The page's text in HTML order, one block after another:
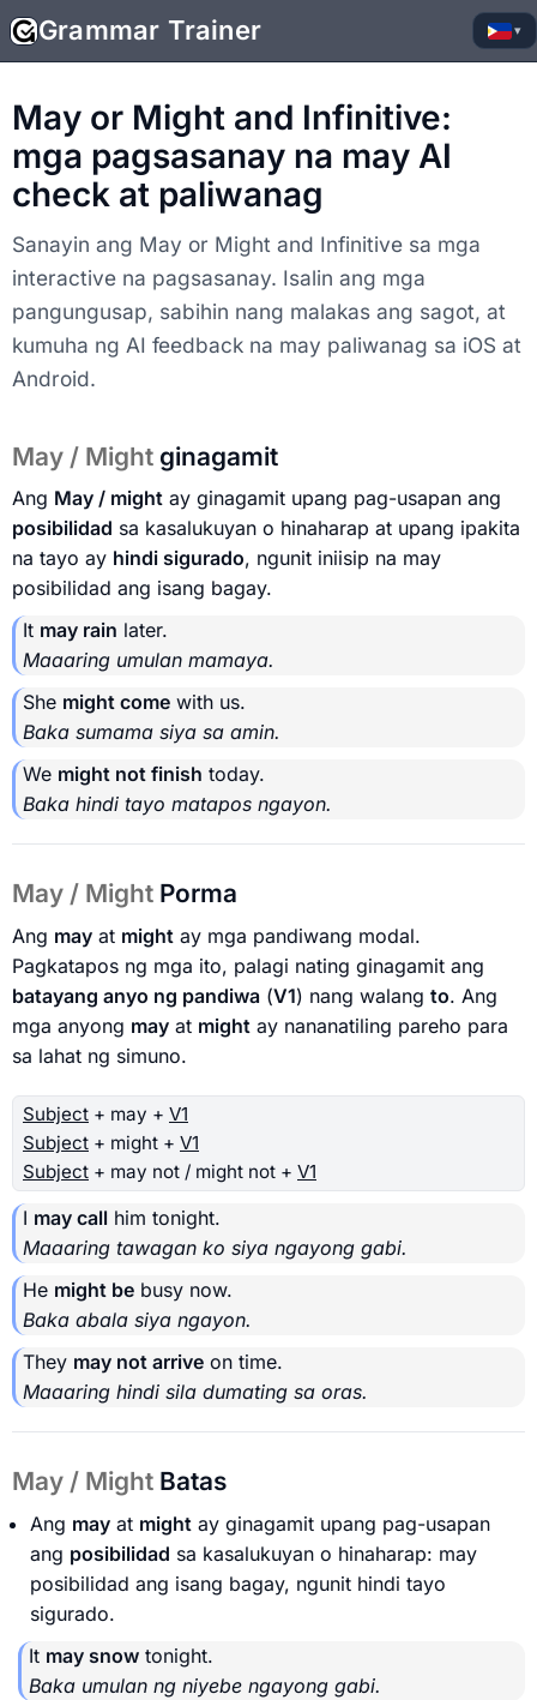
Grammar Trainer ▾
May or Might and Infinitive:
mga pagsasanay na may AI
check at paliwanag
Sanayin ang May or Might and Infinitive sa mga
interactive na pagsasanay. Isalin ang mga
pangungusap, sabihin nang malakas ang sagot, at
kumuha ng AI feedback na may paliwanag sa iOS at
Android.
May / Might ginagamit
Ang May / might ay ginagamit upang pag-usapan ang
posibilidad sa kasalukuyan o hinaharap at upang ipakita
na tayo ay hindi sigurado, ngunit iniisip na may
posibilidad ang isang bagay.
It may rain later.
Maaaring umulan mamaya.
She might come with us.
Baka sumama siya sa amin.
We might not finish today.
Baka hindi tayo matapos ngayon.
May / Might Porma
Ang may at might ay mga pandiwang modal.
Pagkatapos ng mga ito, palagi nating ginagamit ang
batayang anyo ng pandiwa (V1) nang walang to. Ang
mga anyong may at might ay nananatiling pareho para
sa lahat ng simuno.
Subject + may + V1
Subject + might + V1
Subject + may not / might not + V1
I may call him tonight.
Maaaring tawagan ko siya ngayong gabi.
He might be busy now.
Baka abala siya ngayon.
They may not arrive on time.
Maaaring hindi sila dumating sa oras.
May / Might Batas
Ang may at might ay ginagamit upang pag-usapan
ang posibilidad sa kasalukuyan o hinaharap: may
posibilidad ang isang bagay, ngunit hindi tayo
sigurado.
It may snow tonight.
Baka umulan ng niyebe ngayong gabi.